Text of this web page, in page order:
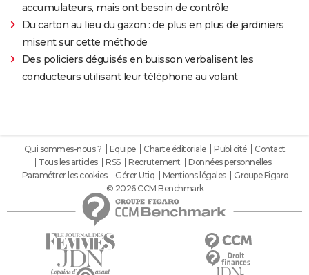
accumulateurs, mais ont besoin de contrôle
Du carton au lieu du gazon : de plus en plus de jardiniers
misent sur cette méthode
Des policiers déguisés en buisson verbalisent les
conducteurs utilisant leur téléphone au volant
Qui sommes-nous ? Equipe Charte éditoriale Publicité
Contact
Tous les articles
RSS Recrutement
Données personnelles
Paramétrer les cookies
Gérer Utiq Mentions légales
Groupe Figaro
© 2026 CCM Benchmark